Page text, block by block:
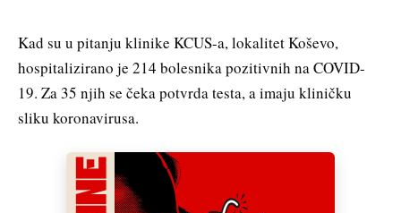
Kad su u pitanju klinike KCUS-a, lokalitet Koševo,
hospitalizirano je 214 bolesnika pozitivnih na COVID-
19. Za 35 njih se čeka potvrda testa, a imaju kliničku
sliku koronavirusa.